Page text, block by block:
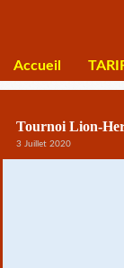
Accueil
Tournoi Lion-
3 Juillet 2020